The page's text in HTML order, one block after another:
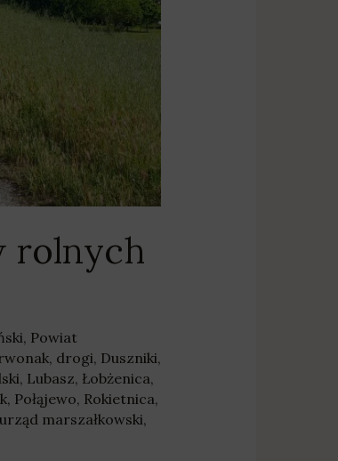
rolnych
, Powiat
, drogi, Duszniki,
, Lubasz, Łobżenica,
, Połąjewo, Rokietnica,
urząd marszałkowski,